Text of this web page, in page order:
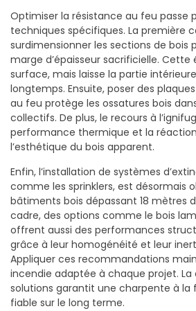
Optimiser la résistance au feu passe
techniques spécifiques. La première
surdimensionner les sections de bois
marge d’épaisseur sacrificielle. Cette
surface, mais laisse la partie
longtemps. Ensuite, poser des
au feu protège les ossatures bois
collectifs. De plus, le recours à
performance thermique et la
l’esthétique du bois apparent.
Enfin, l’installation de systèmes
comme les sprinklers, est désormais
bâtiments bois dépassant 18 mètres
cadre, des options comme le bois
offrent aussi des performances
grâce à leur homogénéité et leur
Appliquer ces recommandations
incendie adaptée à chaque projet. La
solutions garantit une charpente à la
fiable sur le long terme.